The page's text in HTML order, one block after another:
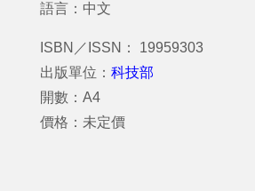
語言：中文
ISBN／ISSN： 19959303
出版單位： 科技部
開數：A4
價格：未定價